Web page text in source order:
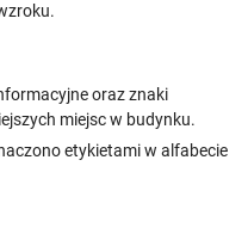
oraz znaki
miejsc w budynku.
etykietami w alfabecie